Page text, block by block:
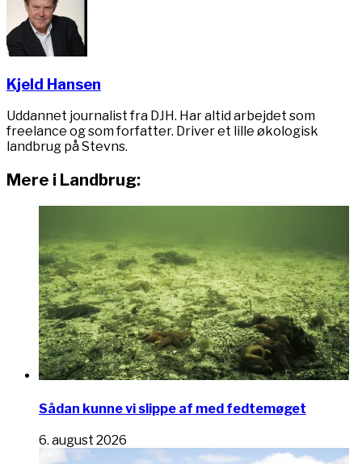
Kjeld Hansen
Uddannet journalist fra DJH. Har altid arbejdet som
freelance og som forfatter. Driver et lille økologisk
landbrug på Stevns.
Mere i Landbrug:
Sådan kunne vi slippe af med fedtemøget
6. august 2026